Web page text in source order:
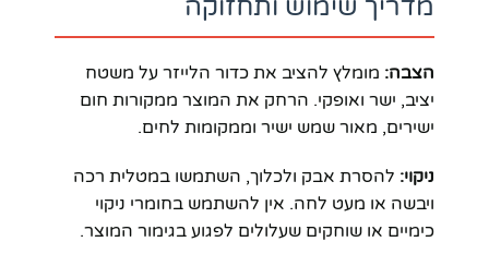
מדריך שימוש ותחזוקה
הצבה: מומלץ להציב את כדור הלייזר על משטח
יציב, ישר ואופקי. הרחק את המוצר ממקורות חום
ישירים, מאור שמש ישיר וממקומות לחים.
ניקוי: להסרת אבק ולכלוך, השתמשו במטלית רכה
ויבשה או מעט לחה. אין להשתמש בחומרי ניקוי
כימיים או שוחקים שעלולים לפגוע בגימור המוצר.